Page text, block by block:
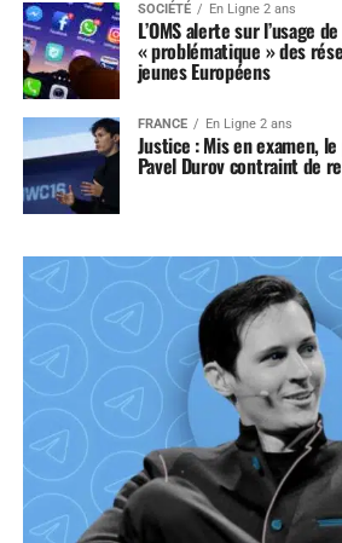
SOCIÉTÉ En Ligne 2 ans
L’OMS alerte sur l’usage
« problématique » des
jeunes Européens
FRANCE En Ligne 2 ans
Justice : Mis en examen,
Pavel Durov contraint de